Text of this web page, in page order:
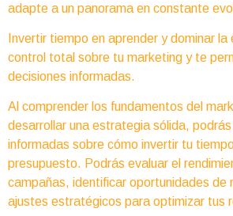
adapte a un panorama en constante
Invertir tiempo en aprender y dominar
control total sobre tu marketing y te
decisiones informadas.
Al comprender los fundamentos del
desarrollar una estrategia sólida,
informadas sobre cómo invertir tu
presupuesto. Podrás evaluar el
campañas, identificar oportunidades de
ajustes estratégicos para optimizar tus